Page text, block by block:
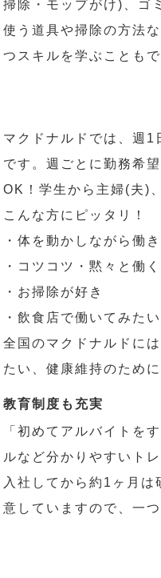
掃除・モップがけ)、ゴ
使う道具や掃除の方法
つスキルを学ぶこともで
マクドナルドでは、週
です。週ごとに勤務希
OK！学生から主婦(夫)
こんな方にピッタリ！
・体を動かしながら働
・コツコツ・黙々と働
・お掃除が好き
・飲食店で働いてみた
全国のマクドナルドに
たい、健康維持のため
教育制度も充実
「初めてアルバイトを
ルなど分かりやすいト
入社してから約1ヶ月
意していますので、一